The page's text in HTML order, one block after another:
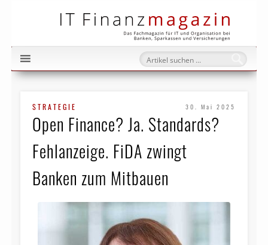
STRATEGIE 30. Mai 2025
Open Finance? Ja. Standards?
Fehlanzeige. FiDA zwingt
Banken zum Mitbauen